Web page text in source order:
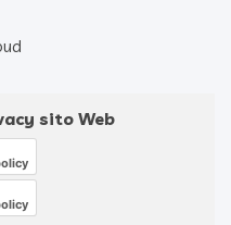
sito Web